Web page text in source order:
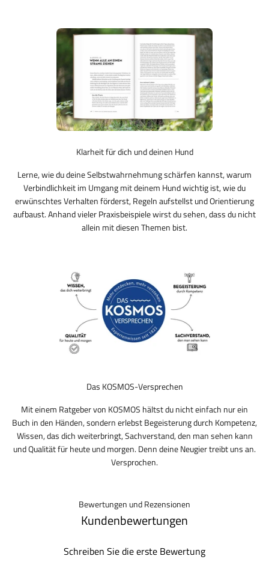
Klarheit für dich und deinen Hund
Lerne, wie du deine Selbstwahrnehmung schärfen kannst, warum
Verbindlichkeit im Umgang mit deinem Hund wichtig ist, wie du
erwünschtes Verhalten förderst, Regeln aufstellst und Orientierung
aufbaust. Anhand vieler Praxisbeispiele wirst du sehen, dass du nicht
allein mit diesen Themen bist.
Das KOSMOS-Versprechen
Mit einem Ratgeber von KOSMOS hältst du nicht einfach nur ein
Buch in den Händen, sondern erlebst Begeisterung durch Kompetenz,
Wissen, das dich weiterbringt, Sachverstand, den man sehen kann
und Qualität für heute und morgen. Denn deine Neugier treibt uns an.
Versprochen.
Bewertungen und Rezensionen
Kundenbewertungen
Schreiben Sie die erste Bewertung